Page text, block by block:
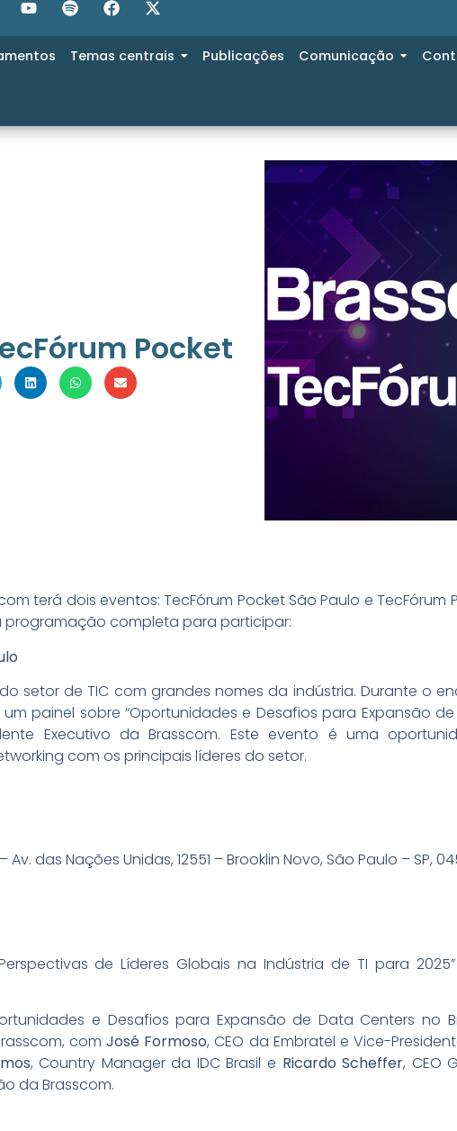
Temas centrais Publicações Comunicação
Pocket
terá dois eventos: TecFórum Pocket São Paulo e TecFórum
completa para participar:
setor de TIC com grandes nomes da indústria. Durante o
um painel sobre “Oportunidades e Desafios para Expansão
Executivo da Brasscom. Este evento é uma
com os principais líderes do setor.
Av. das Nações Unidas, 12551 – Brooklin Novo, São Paulo – SP,
de Líderes Globais na Indústria de TI para
e Desafios para Expansão de Data Centers no
comJosé Formoso, CEO da Embratel e Vice-
, Country Manager da IDC Brasil e Ricardo Scheffer, CEO
da Brasscom.